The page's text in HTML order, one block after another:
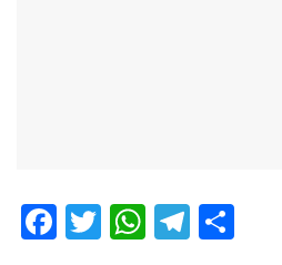
F
T
W T